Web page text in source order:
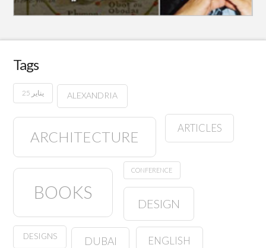
Tags
25 يناير ALEXANDRIA
ARCHITECTURE
ARTICLES
BOOKS
CONFERENCE
DESIGN
DESIGNS DUBAI ENGLISH